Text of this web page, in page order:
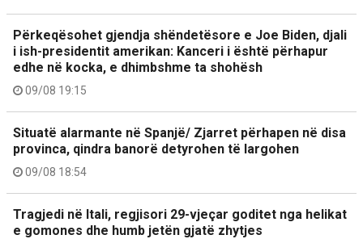
Përkeqësohet gjendja shëndetësore e Joe Biden, djali
i ish-presidentit amerikan: Kanceri i është përhapur
edhe në kocka, e dhimbshme ta shohësh
09/08 19:15
Situatë alarmante në Spanjë/ Zjarret përhapen në disa
provinca, qindra banorë detyrohen të largohen
09/08 18:54
Tragjedi në Itali, regjisori 29-vjeçar goditet nga helikat
e gomones dhe humb jetën gjatë zhytjes